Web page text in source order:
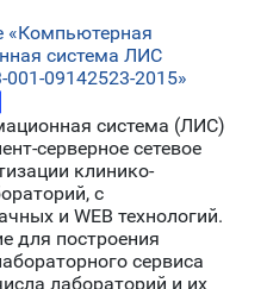
«Компьютерная
система ЛИС
09142523-2015»
система (ЛИС)
серверное сетевое
клинико-
с
и WEB технологий.
для построения
сервиса
лабораторий и их